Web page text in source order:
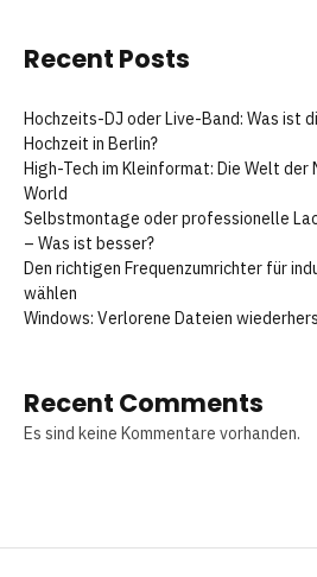
Recent Posts
Hochzeits-DJ oder Live-Band: Was ist
Hochzeit in Berlin?
High-Tech im Kleinformat: Die Welt der
World
Selbstmontage oder professionelle
– Was ist besser?
Den richtigen Frequenzumrichter für
wählen
Windows: Verlorene Dateien
Recent Comments
Es sind keine Kommentare vorhanden.